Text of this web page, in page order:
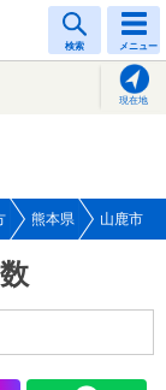
検索 メニュー
現在地
熊本県 山鹿市